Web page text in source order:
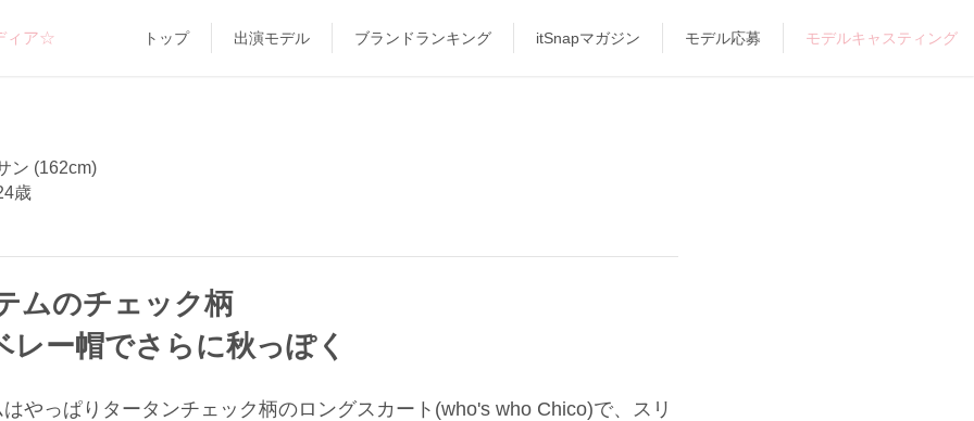
ィア☆ トップ 出演モデル ブランドランキング itSnapマガジン モデル応募 モデルキャスティング
ン (162cm)
歳
ムのチェック柄
ー帽でさらに秋っぽく
やっぱりタータンチェック柄のロングスカート(who's who Chico)で、スリ